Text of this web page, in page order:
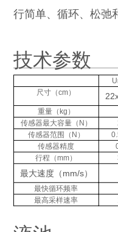
行简单、循环、松弛
技术参数
尺寸（cm）
重量（kg）
传感器最大容量（N）
传感器范围（N）
传感器精度
行程（mm）
最大速度（mm/s）
最快循环频率
最高采样速率